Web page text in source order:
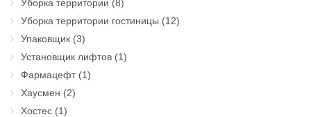
Уборка территории (8)
Уборка территории гостиницы (12)
Упаковщик (3)
Установщик лифтов (1)
Фармацефт(1)
Хаусмен (2)
Хостес (1)